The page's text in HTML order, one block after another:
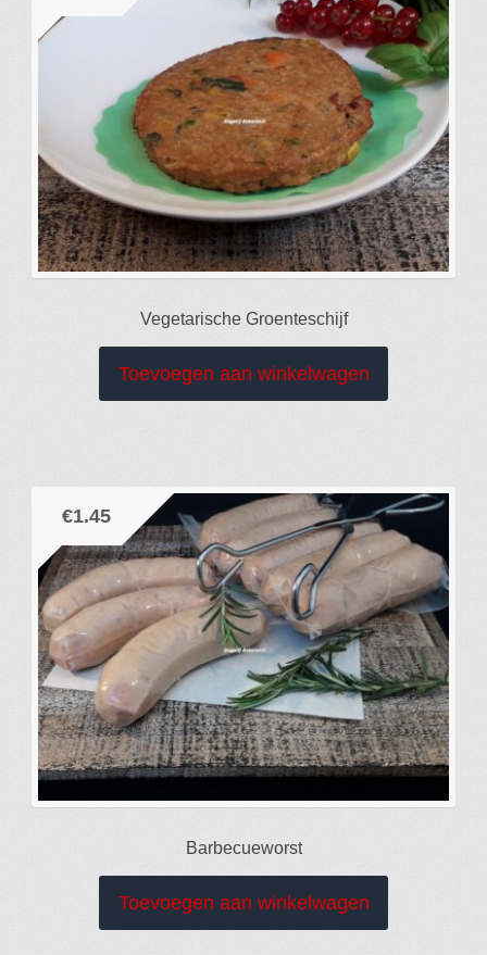
Vegetarische Groenteschijf
Toevoegen aan winkelwagen
Barbecueworst
€1.45
Toevoegen aan winkelwagen